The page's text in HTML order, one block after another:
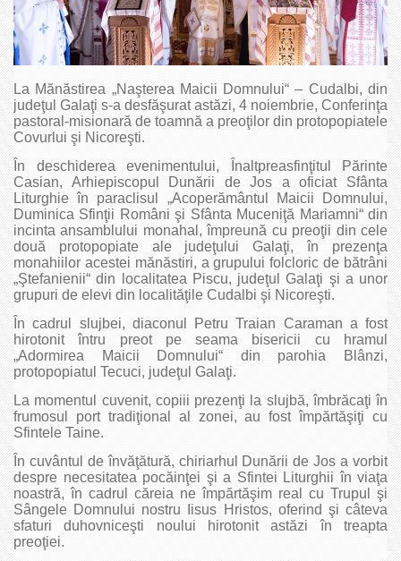
La Mănăstirea „Naşterea Maicii Domnului“ – Cudalbi, din
judeţul Galaţi s-a desfăşurat astăzi, 4 noiembrie, Conferinţa
pastoral-misionară de toamnă a preoţilor din protopopiatele
Covurlui şi Nicoreşti.
În deschiderea evenimentului, Înaltpreasfinţitul Părinte
Casian, Arhiepiscopul Dunării de Jos a oficiat Sfânta
Liturghie în paraclisul „Acoperământul Maicii Domnului,
Duminica Sfinţii Români şi Sfânta Muceniţă Mariamni“ din
incinta ansamblului monahal, împreună cu preoţii din cele
două protopopiate ale judeţului Galaţi, în prezenţa
monahiilor acestei mănăstiri, a grupului folcloric de bătrâni
„Ştefanienii“ din localitatea Piscu, judeţul Galaţi şi a unor
grupuri de elevi din localităţile Cudalbi şi Nicoreşti.
În cadrul slujbei, diaconul Petru Traian Caraman a fost
hirotonit întru preot pe seama bisericii cu hramul
„Adormirea Maicii Domnului“ din parohia Blânzi,
protopopiatul Tecuci, judeţul Galaţi.
La momentul cuvenit, copiii prezenţi la slujbă, îmbrăcaţi în
frumosul port tradiţional al zonei, au fost împărtăşiţi cu
Sfintele Taine.
În cuvântul de învăţătură, chiriarhul Dunării de Jos a vorbit
despre necesitatea pocăinţei şi a Sfintei Liturghii în viaţa
noastră, în cadrul căreia ne împărtăşim real cu Trupul şi
Sângele Domnului nostru Iisus Hristos, oferind şi câteva
sfaturi duhovniceşti noului hirotonit astăzi în treapta
preoţiei.